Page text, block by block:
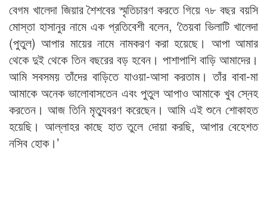
বেগম খালেদা জিয়ার শৈশবের স্মৃতিচারণ করতে গিয়ে ৭৮ বছর বয়সি
মোস্তা হাসানুর নামে এক প্রতিবেশী বলেন, ‘তৈয়বা ভিলাটি খালেদা
(পুতুল) আপার মায়ের নামে নামকরণ করা হয়েছে। আপা আমার
থেকে দুই থেকে তিন বছরের বড় হবেন। পাশাপাশি বাড়ি আমাদের।
আমি সবসময় তাঁদের বাড়িতে যাওয়া-আসা করতাম। তাঁর বাবা-মা
আমাকে অনেক ভালোবাসতেন এবং পুতুল আপাও আমাকে খুব স্নেহ
করতেন। আজ তিনি মৃত্যুবরণ করেছেন। আমি এই শুনে শোকাহত
হয়েছি। আল্লাহর কাছে হাত তুলে দোয়া করছি, আপার বেহেশত
নসিব হোক।’